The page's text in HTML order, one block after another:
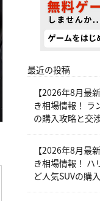
最近の投稿
【2026年8月最
き相場情報！ ラ
の購入攻略と交
【2026年8月最
き相場情報！ ハ
ど人気SUVの購